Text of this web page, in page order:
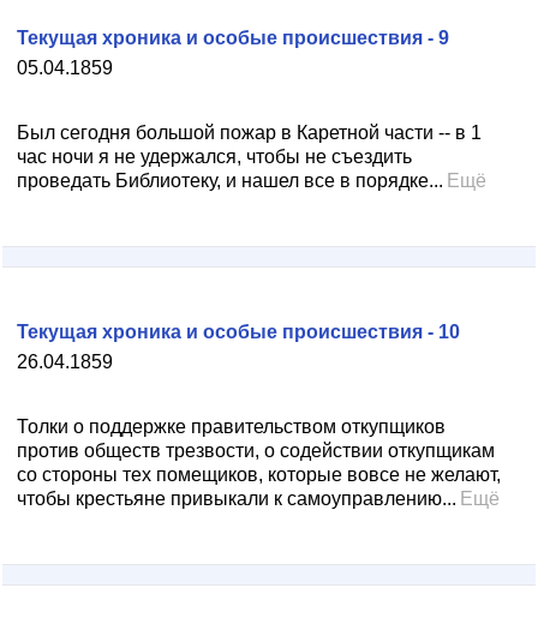
05.04.1859
Текущая хроника и особые происшествия - 9
Был сегодня большой пожар в Каретной части -- в 1
час ночи я не удержался, чтобы не съездить
проведать Библиотеку, и нашел все в порядке... Ещё
26.04.1859
Текущая хроника и особые происшествия - 10
Толки о поддержке правительством откупщиков
против обществ трезвости, о содействии откупщикам
со стороны тех помещиков, которые вовсе не желают,
чтобы крестьяне привыкали к самоуправлению... Ещё